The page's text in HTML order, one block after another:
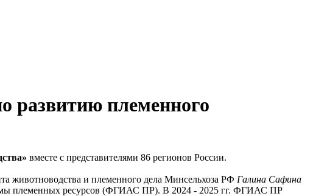
развитию племенного
вместе с представителями 86 регионов России.
животноводства и племенного дела Минсельхоза РФ Галина Сафина
племенных ресурсов (ФГИАС ПР). В 2024 - 2025 гг. ФГИАС ПР